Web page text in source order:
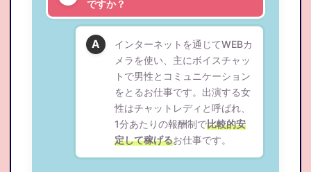
ですか？
インターネットを通じてWEBカ
メラを使い、主にボイスチャッ
トで男性とコミュニケーション
をとるお仕事です。出演する女
性はチャットレディと呼ばれ、
1分あたりの報酬制で比較的安
定して稼げるお仕事です。